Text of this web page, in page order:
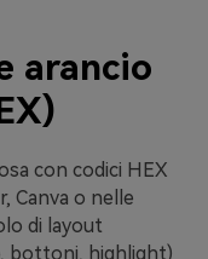
arancio
con codici HEX
Canva o nelle
di layout
bottoni, highlight)